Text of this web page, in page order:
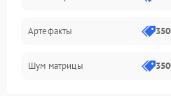
Матрица
Проблемы питания
Артефакты
Шум матрицы